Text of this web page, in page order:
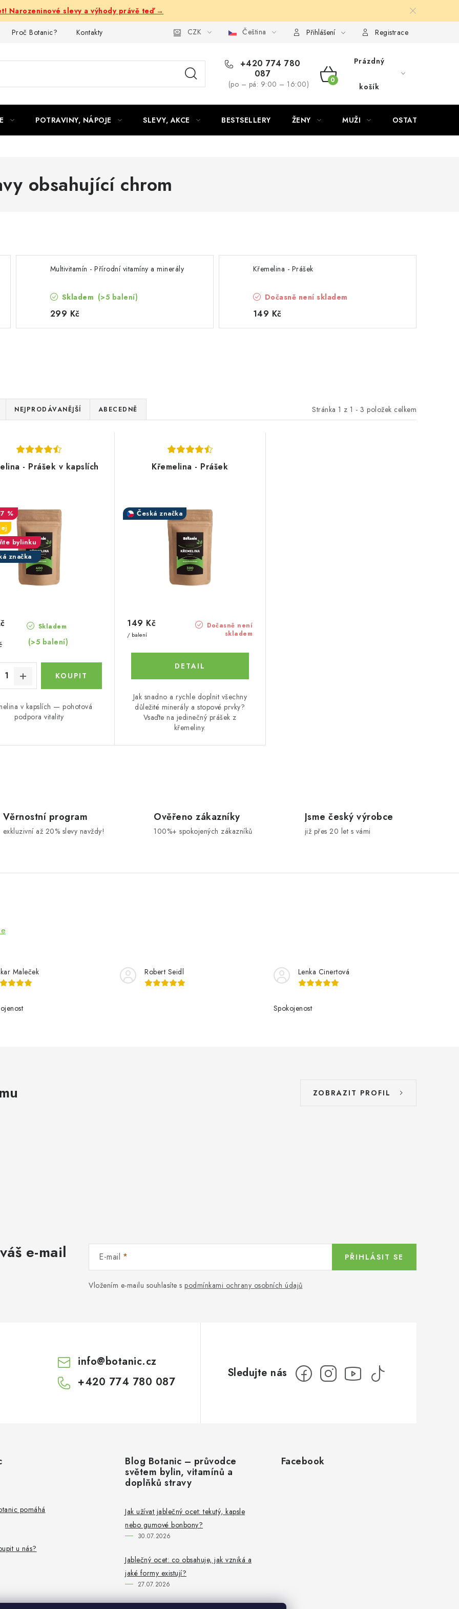
Narozeninové slevy a výhody právě teď →
Proč Botanic? Kontakty CZK Čeština Přihlášení Registrace
+420 774 780
087
(po – pá: 9:00 – 16:00)
NÁKUPNÍ
Prázdný
košík
POTRAVINY, NÁPOJE SLEVY, AKCE BESTSELLERY ŽENY MUŽI OSTATNÍ
obsahující chrom
Multivitamín - Přírodní vitamíny a minerály
Skladem (>5 balení)
299 Kč
Křemelina - Prášek
Dočasně není skladem
149 Kč
Stránka 1 z 1 - 3 položek celkem
NEJPRODÁVANĚJŠÍ ABECEDNĚ
- Prášek v kapslích
%
bylinku
značka
Skladem
(>5 balení)
v kapslích — pohotová
podpora vitality
Křemelina - Prášek
Česká značka
Dočasně není
skladem
149 Kč
/ balení
Jak snadno a rychle doplnit všechny
důležité minerály a stopové prvky?
Vsaďte na jedinečný prášek z
křemeliny.
Věrnostní program
exkluzivní až 20% slevy navždy!
Ověřeno zákazníky
100%+ spokojených zákazníků
Jsme český výrobce
již přes 20 let s vámi
Maleček Robert Seidl Lenka Cinertová
Spokojenost
ZOBRAZIT PROFIL
e-mail E-mail
Vložením e-mailu souhlasíte s podmínkami ochrany osobních údajů
PŘIHLÁSIT SE
info@botanic.cz
+420 774 780 087
pomáhá
u nás?
Blog Botanic – průvodce
světem bylin, vitamínů a
doplňků stravy
Jak užívat jablečný ocet: tekutý, kapsle
nebo gumové bonbony?
30.07.2026
Jablečný ocet: co obsahuje, jak vzniká a
jaké formy existují?
27.07.2026
Facebook